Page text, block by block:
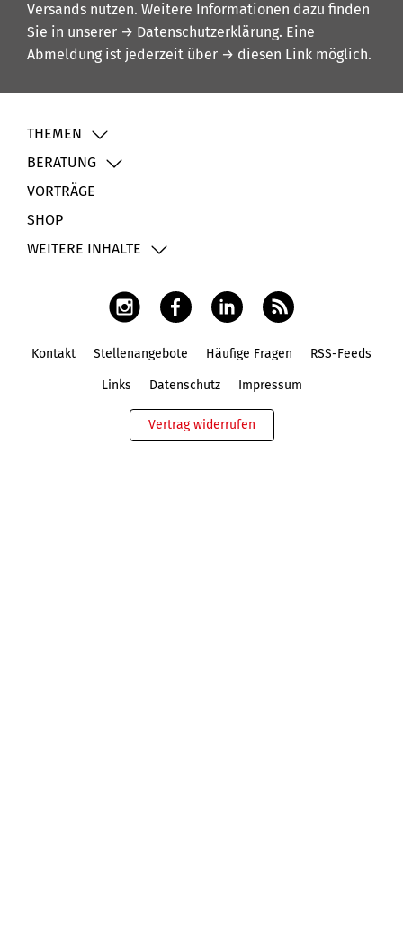
Versands nutzen. Weitere Informationen dazu finden
Sie in unserer → Datenschutzerklärung. Eine
Abmeldung ist jederzeit über → diesen Link möglich.
THEMEN
BERATUNG
VORTRÄGE
SHOP
WEITERE INHALTE
Kontakt Stellenangebote Häufige Fragen RSS-Feeds
Links Datenschutz Impressum
Vertrag widerrufen